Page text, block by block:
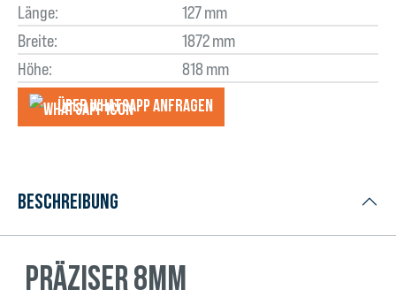
Länge:
127 mm
Breite:
1872 mm
Höhe:
818 mm
Über WhatsApp anfragеn
Beschreibung
Präziser 8mm